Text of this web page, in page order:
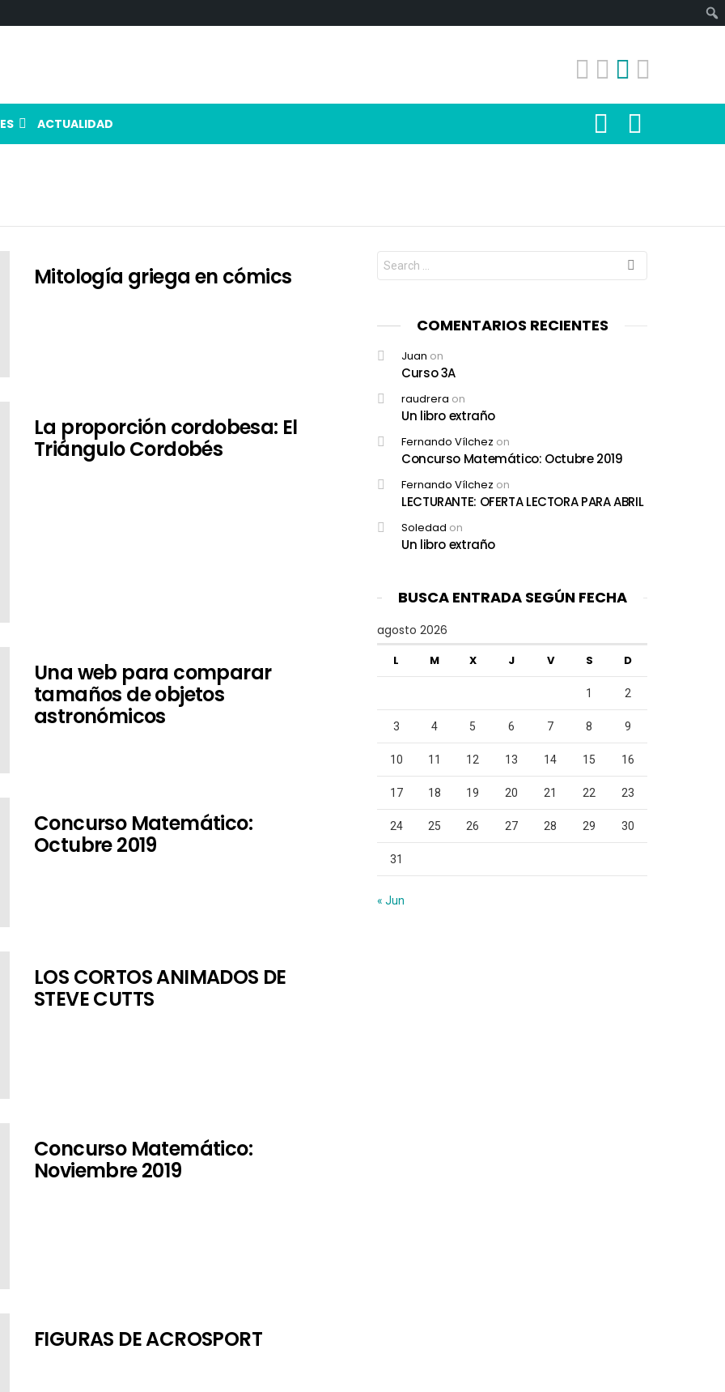
ACTUALIDAD
SEARCH
Mitología griega en cómics
La proporción cordobesa: El
Triángulo Cordobés
Una web para comparar
tamaños de objetos
astronómicos
Concurso Matemático:
Octubre 2019
LOS CORTOS ANIMADOS DE
STEVE CUTTS
Concurso Matemático:
Noviembre 2019
FIGURAS DE ACROSPORT
Search
for:
COMENTARIOS RECIENTES
Juan on
Curso 3A
raudrera on
Un libro extraño
Fernando Vílchez on
Concurso Matemático: Octubre 2019
Fernando Vílchez on
LECTURANTE: OFERTA LECTORA PARA ABRIL
Soledad on
Un libro extraño
BUSCA ENTRADA SEGÚN FECHA
agosto 2026
L M X J V S D
1 2
3 4 5 6 7 8 9
10 11 12 13 14 15 16
17 18 19 20 21 22 23
24 25 26 27 28 29 30
31
« Jun